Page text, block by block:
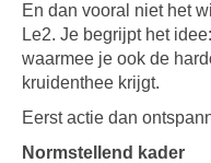
En dan vooral niet het
Le2. Je begrijpt het
waarmee je ook de
kruidenthee krijgt.
Eerst actie dan
Normstellend kader